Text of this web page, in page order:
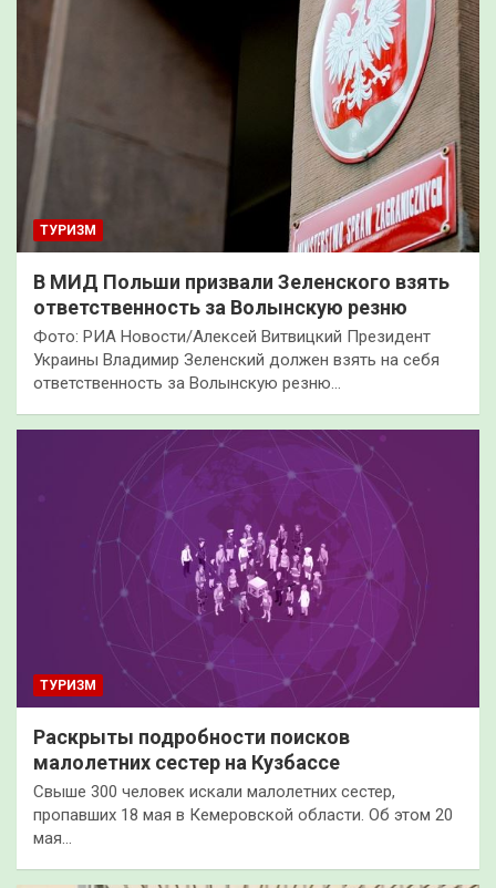
ТУРИЗМ
В МИД Польши призвали Зеленского взять
ответственность за Волынскую резню
Фото: РИА Новости/Алексей Витвицкий Президент
Украины Владимир Зеленский должен взять на себя
ответственность за Волынскую резню…
ТУРИЗМ
Раскрыты подробности поисков
малолетних сестер на Кузбассе
Свыше 300 человек искали малолетних сестер,
пропавших 18 мая в Кемеровской области. Об этом 20
мая…